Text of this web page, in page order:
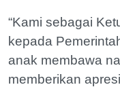
“Kami sebagai
kepada
anak membawa
memberikan